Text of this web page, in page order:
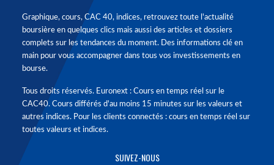
Graphique, cours, CAC 40, indices, retrouvez toute l'actualité
boursière en quelques clics mais aussi des articles et dossiers
complets sur les tendances du moment. Des informations clé en
main pour vous accompagner dans tous vos investissements en
bourse.
Tous droits réservés. Euronext : Cours en temps réel sur le
CAC40. Cours différés d'au moins 15 minutes sur les valeurs et
autres indices. Pour les clients connectés : cours en temps réel sur
toutes valeurs et indices.
SUIVEZ-NOUS